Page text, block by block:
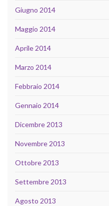
Giugno 2014
Maggio 2014
Aprile 2014
Marzo 2014
Febbraio 2014
Gennaio 2014
Dicembre 2013
Novembre 2013
Ottobre 2013
Settembre 2013
Agosto 2013